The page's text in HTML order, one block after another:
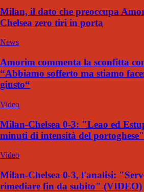
Milan, il dato che preoccupa
Chelsea zero tiri in porta
News
Amorim commenta la sconfitta
“Abbiamo sofferto ma stiamo
giusto“
Video
Milan-Chelsea 0-3: "Leao ed
minuti di intensità del
Video
Milan-Chelsea 0-3, l'analisi:
rimediare fin da subito" (VIDEO)